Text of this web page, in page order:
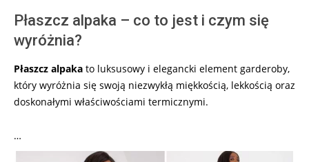
Płaszcz alpaka – co to jest i czym się
wyróżnia?
Płaszcz alpaka to luksusowy i elegancki element garderoby,
który wyróżnia się swoją niezwykłą miękkością, lekkością oraz
doskonałymi właściwościami termicznymi.
…